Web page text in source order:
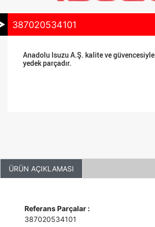
387020534101
Anadolu Isuzu A.Ş. kalite ve
yedek parçadır.
ÜRÜN AÇIKLAMASI
Referans Parçalar :
387020534101